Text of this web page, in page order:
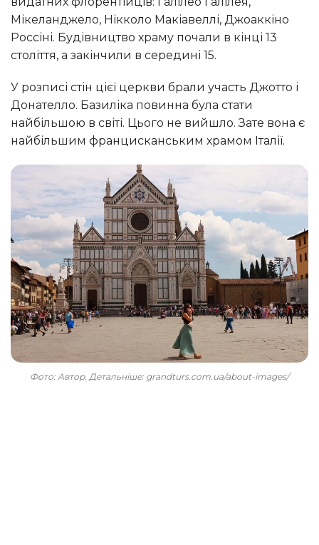
Мікеланджело, Нікколо Макіавеллі, Джоаккіно
Россіні. Будівництво храму почали в кінці 13
століття, а закінчили в середині 15.
У розписі стін цієї церкви брали участь Джотто і
Донателло. Базиліка повинна була стати
найбільшою в світі. Цього не вийшло. Зате вона є
найбільшим францисканським храмом Італії.
Фото: Автор. Детальніше: grandturs.com.ua/about-images/